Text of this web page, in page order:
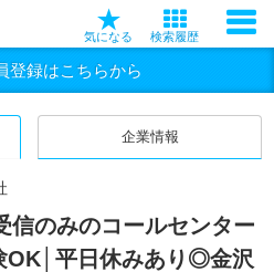
気になる 検索履歴
登録はこちらから
企業情報
信のみのコールセンター
OK│平日休みあり◎金沢